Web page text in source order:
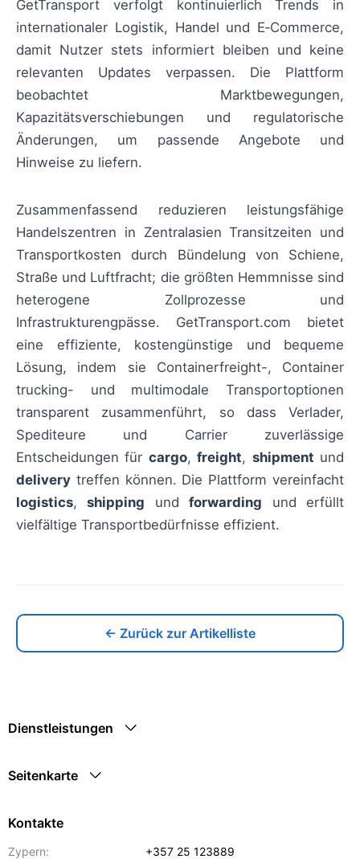
GetTransport verfolgt kontinuierlich Trends in
internationaler Logistik, Handel und E‑Commerce,
damit Nutzer stets informiert bleiben und keine
relevanten Updates verpassen. Die Plattform
beobachtet Marktbewegungen,
Kapazitätsverschiebungen und regulatorische
Änderungen, um passende Angebote und
Hinweise zu liefern.
Zusammenfassend reduzieren leistungsfähige
Handelszentren in Zentralasien Transitzeiten und
Transportkosten durch Bündelung von Schiene,
Straße und Luftfracht; die größten Hemmnisse sind
heterogene Zollprozesse und
Infrastrukturengpässe. GetTransport.com bietet
eine effiziente, kostengünstige und bequeme
Lösung, indem sie Containerfreight-, Container
trucking- und multimodale Transportoptionen
transparent zusammenführt, so dass Verlader,
Spediteure und Carrier zuverlässige
Entscheidungen für cargo,freight, shipment und
delivery treffen können. Die Plattform vereinfacht
logistics,shipping undforwarding und erfüllt
vielfältige Transportbedürfnisse effizient.
← Zurück zur Artikelliste
Dienstleistungen
Seitenkarte
Kontakte
Zypern:
+357 25 123889